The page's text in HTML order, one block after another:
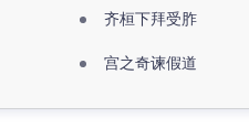
齐桓下拜受胙
宫之奇谏假道